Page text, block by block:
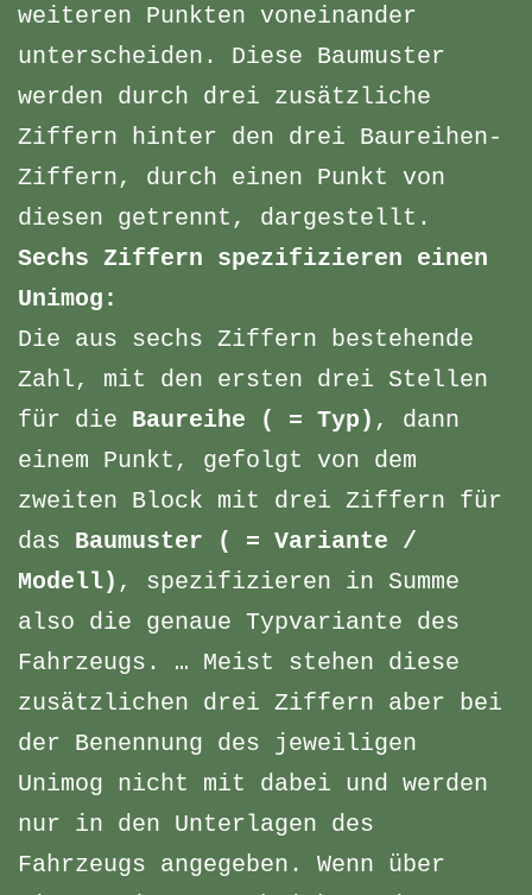
weiteren Punkten voneinander
unterscheiden. Diese Baumuster
werden durch drei zusätzliche
Ziffern hinter den drei Baureihen-
Ziffern, durch einen Punkt von
diesen getrennt, dargestellt.
Sechs Ziffern spezifizieren einen
Unimog:
Die aus sechs Ziffern bestehende
Zahl, mit den ersten drei Stellen
für die Baureihe ( = Typ) , dann
einem Punkt, gefolgt von dem
zweiten Block mit drei Ziffern für
das Baumuster ( = Variante /
Modell) , spezifizieren in Summe
also die genaue Typvariante des
Fahrzeugs. … Meist stehen diese
zusätzlichen drei Ziffern aber bei
der Benennung des jeweiligen
Unimog nicht mit dabei und werden
nur in den Unterlagen des
Fahrzeugs angegeben. Wenn über